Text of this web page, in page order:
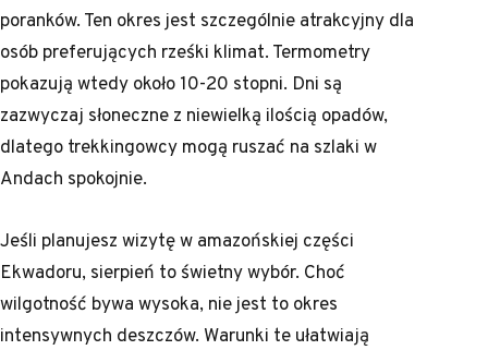
poranków. Ten okres jest szczególnie atrakcyjny dla
osób preferujących rześki klimat. Termometry
pokazują wtedy około 10-20 stopni. Dni są
zazwyczaj słoneczne z niewielką ilością opadów,
dlatego trekkingowcy mogą ruszać na szlaki w
Andach spokojnie.
Jeśli planujesz wizytę w amazońskiej części
Ekwadoru, sierpień to świetny wybór. Choć
wilgotność bywa wysoka, nie jest to okres
intensywnych deszczów. Warunki te ułatwiają